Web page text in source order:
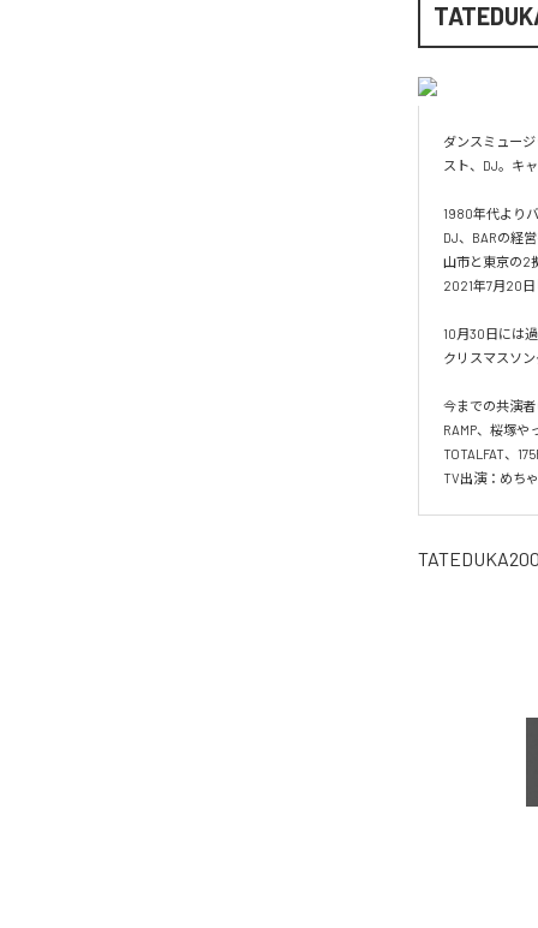
ダンスミュー
スト、DJ。キ
1980年代より
DJ、BARの経
山市と東京の2
2021年7月20日
10月30日には
クリスマスソン
今までの共演者
RAMP、桜塚や
TOTALFAT、
TV出演：めち